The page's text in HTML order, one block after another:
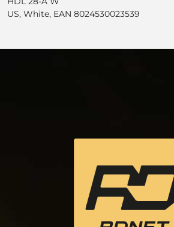
US, White, EAN 8024530023539